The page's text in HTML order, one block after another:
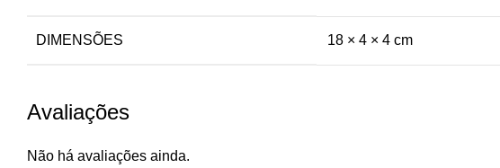
DIMENSÕES 18 × 4 × 4 cm
Avaliações
Não há avaliações ainda.